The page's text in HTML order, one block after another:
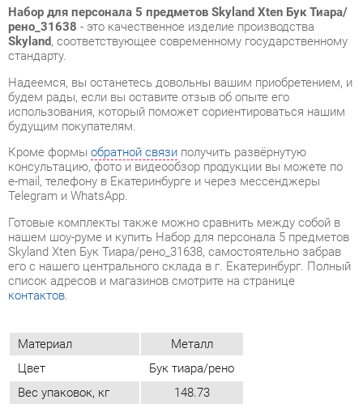
Надеемся, вы останетесь довольны вашим приобретением, и
будем рады, если вы оставите отзыв об опыте его
использования, который поможет сориентироваться нашим
будущим покупателям.
Кроме формы получить развёрнутую
консультацию, фото и видеообзор продукции вы можете по
e-mail, телефону в Екатеринбурге и через мессенджеры
Telegram и WhatsApp.
нашем шоу-руме и купить Набор для персонала 5 предметов
Skyland Xten Бук Тиара/рено_31638, самостоятельно забрав
его с нашего центрального склада в г. Екатеринбург. Полный
список адресов и магазинов смотрите на странице
Материал
Металл
Цвет
Бук тиара/рено
Объем упаковок, м3
0.29
ОТЗЫВЫ
Пока нет отзывов, поделитесь первым своим мнением.